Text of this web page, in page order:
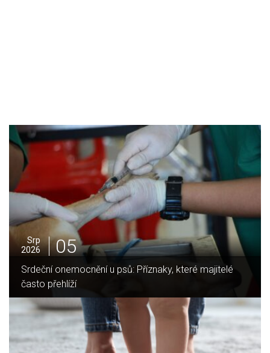
Srp
2026
05
Srdeční onemocnění u psů: Příznaky, které majitelé
často přehlíží